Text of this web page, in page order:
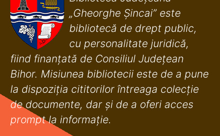
„Gheorghe Șincai” este
bibliotecă de drept public,
cu personalitate juridică,
fiind finanţată de Consiliul Judeţean
Bihor. Misiunea bibliotecii este de a pune
la dispoziţia cititorilor întreaga colecţie
de documente, dar şi de a oferi acces
prompt la informaţie.